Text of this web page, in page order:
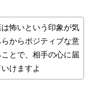
怖いという印象が気
からポジティブな意
とで、相手の心に届
けますよ